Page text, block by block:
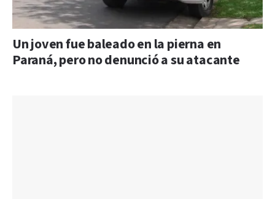
Un joven fue baleado en la pierna en
Paraná, pero no denunció a su atacante